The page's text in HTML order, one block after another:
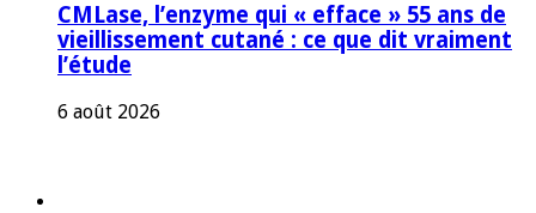
CMLase, l’enzyme qui « efface » 55 ans de
vieillissement cutané : ce que dit vraiment
l’étude
6 août 2026